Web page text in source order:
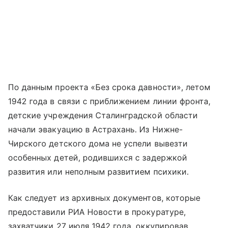
По данным проекта «Без срока давности», летом
1942 года в связи с приближением линии фронта,
детские учреждения Сталинградской области
начали эвакуацию в Астрахань. Из Нижне-
Чирского детского дома не успели вывезти
особенных детей, родившихся с задержкой
развития или неполным развитием психики.
Как следует из архивных документов, которые
предоставили РИА Новости в прокуратуре,
захватчики 27 июля 1942 года, оккупировав